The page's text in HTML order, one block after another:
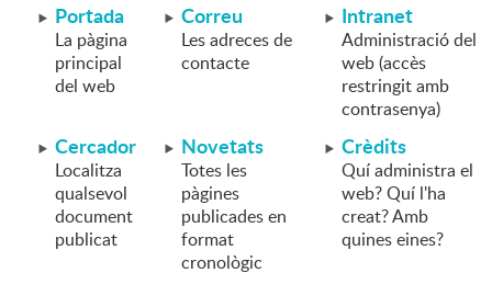
Portada
La pàgina
principal
del web
Correu
Les adreces de
contacte
Intranet
Administració del
web (accès
restringit amb
contrasenya)
Cercador
Localitza
qualsevol
document
publicat
Novetats
Totes les
pàgines
publicades en
format
cronològic
Crèdits
Quí administra el
web? Quí l'ha
creat? Amb
quines eines?